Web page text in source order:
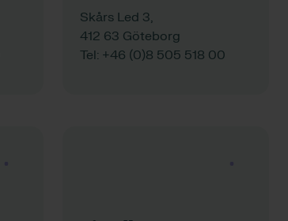
Skårs Led 3,
412 63 Göteborg
Tel: +46 (0)8 505 518 00